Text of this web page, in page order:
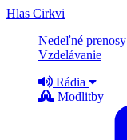
Hlas Cirkvi
Nedeľné prenosy
Vzdelávanie
Rádia
Modlitby